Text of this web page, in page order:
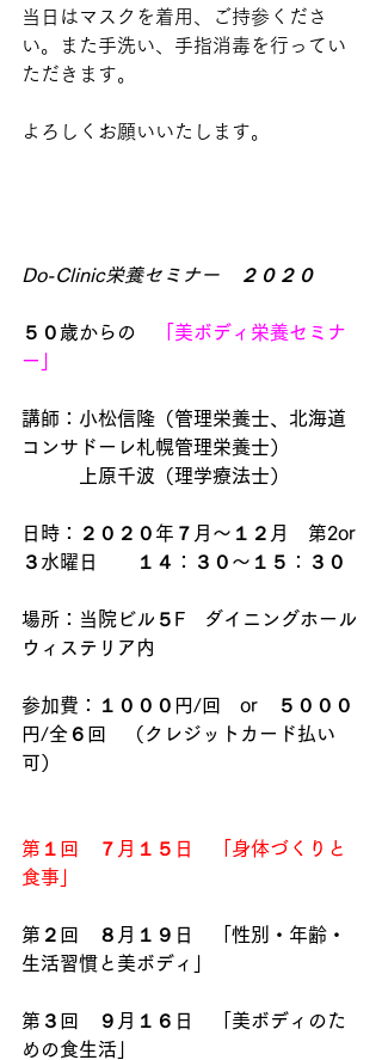
当日はマスクを着用、ご持参くださ
い。また手洗い、手指消毒を行ってい
ただきます。
よろしくお願いいたします。
Do-Clinic栄養セミナー　２０２０
５０歳からの
「美ボディ栄養セミナ
ー」
講師：小松信隆（管理栄養士、北海道
コンサドーレ札幌管理栄養士）
上原千波（理学療法士）
日時：２０２０年７月〜１２月　第2or
３水曜日　　１４：３０〜１５：３０
場所：当院ビル５F　ダイニングホール
ウィステリア内
参加費：１０００円/回　or　５０００
円/全６回　（クレジットカード払い
可）
第１回　７月１５日　「身体づくりと
食事」
第２回　８月１９日　「性別・年齢・
生活習慣と美ボディ」
第３回　９月１６日　「美ボディのた
めの食生活」